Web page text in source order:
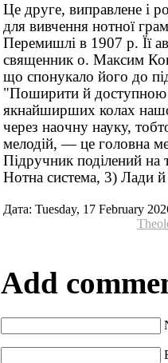
Це друге, виправлене і
для вивчення нотної
Перемишлі в 1907 р. Її
священник о. Максим
що спонукало його до
"Поширити й доступною
якнайширших колах
через наочну науку,
мелодій, — це головна
Підручник поділений на
Нотна система, 3) Лади й
Дата: Tuesday, 17 February
Add